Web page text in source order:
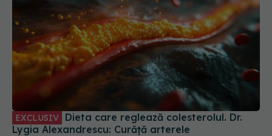
EXCLUSIV
Lygia Alexandrescu: Curăță arterele